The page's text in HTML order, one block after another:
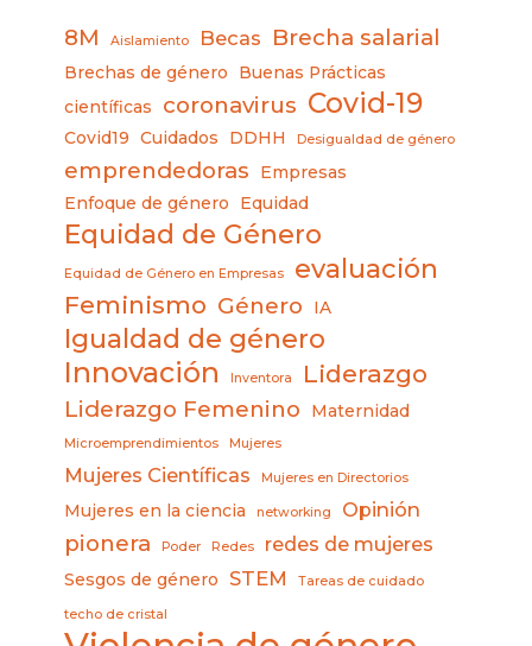
8M Aislamiento Becas Brecha salarial
Brechas de género
Buenas Prácticas
científicas
coronavirus Covid-19
Covid19 Cuidados DDHH Desigualdad de género
emprendedoras
Empresas
Enfoque de género
Equidad
Equidad de Género
Equidad de Género en Empresas evaluación
Feminismo Género IA
Igualdad de género
Innovación Inventora Liderazgo
Liderazgo Femenino Maternidad
Microemprendimientos Mujeres
Mujeres Científicas Mujeres en Directorios
Mujeres en la ciencia networking Opinión
pionera Poder Redes redes de mujeres
Sesgos de género STEM Tareas de cuidado
techo de cristal